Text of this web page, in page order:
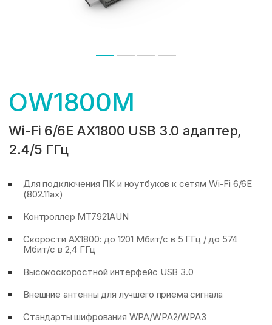
OW1800M
Wi-Fi 6/6E AX1800 USB 3.0 адаптер,
2.4/5 ГГц
Для подключения ПК и ноутбуков к сетям Wi-Fi 6/6E
(802.11ax)
Контроллер MT7921AUN
Скорости AX1800: до 1201 Мбит/с в 5 ГГц / до 574
Мбит/с в 2,4 ГГц
Высокоскоростной интерфейс USB 3.0
Внешние антенны для лучшего приема сигнала
Стандарты шифрования WPA/WPA2/WPA3